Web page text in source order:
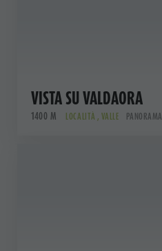
VISTA SU VALDAORA
1400 M LOCALITÀ , VALLE PANORAMA